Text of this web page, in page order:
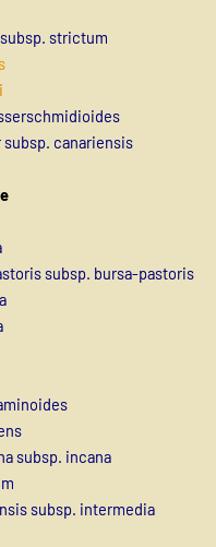
strictum
canariensis
subsp. bursa-pastoris
subsp. incana
subsp. intermedia